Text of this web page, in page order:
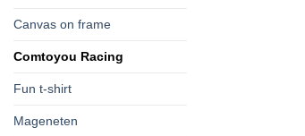
Canvas on frame
Comtoyou Racing
Fun t-shirt
Mageneten